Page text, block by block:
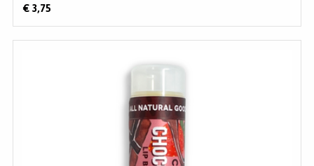
€ 3,75